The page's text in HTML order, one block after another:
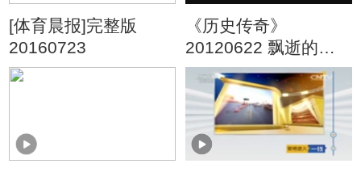
[体育晨报]完整版
20160723
《历史传奇》
20120622 飘逝的红
头巾 第三集 望乡·安
然